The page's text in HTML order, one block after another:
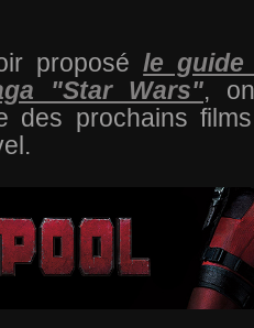
proposéle guide
"Star Wars",
des prochains